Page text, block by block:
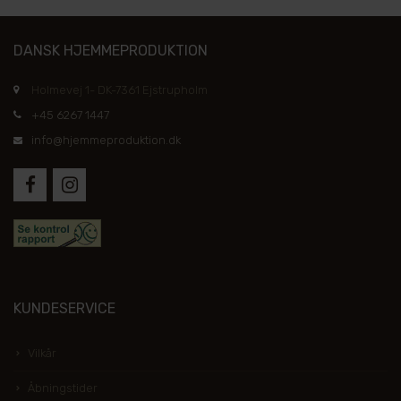
DANSK HJEMMEPRODUKTION
Holmevej 1- DK-7361 Ejstrupholm
+45 6267 1447
info@hjemmeproduktion.dk
KUNDESERVICE
Åbningstider